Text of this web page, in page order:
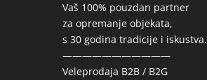
Vaš 100% pouzdan partner
za opremanje objekata,
s 30 godina tradicije i iskustva.
———————————
Veleprodaja B2B / B2G